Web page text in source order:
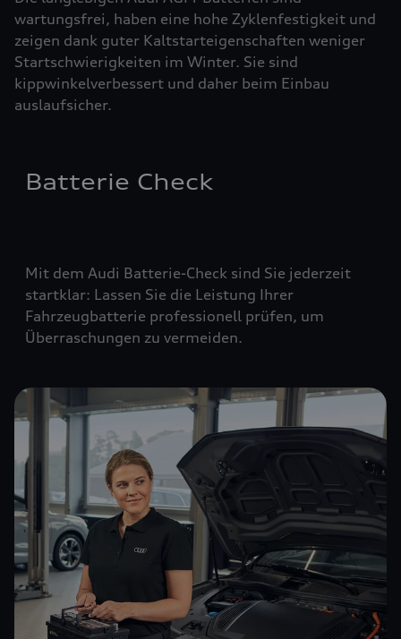
wartungsfrei, haben eine hohe Zyklenfestigkeit und
zeigen dank guter Kaltstarteigenschaften weniger
Startschwierigkeiten im Winter. Sie sind
kippwinkelverbessert und daher beim Einbau
auslaufsicher.
Batterie Check
Mit dem Audi Batterie-Check sind Sie jederzeit
startklar: Lassen Sie die Leistung Ihrer
Fahrzeugbatterie professionell prüfen, um
Überraschungen zu vermeiden.